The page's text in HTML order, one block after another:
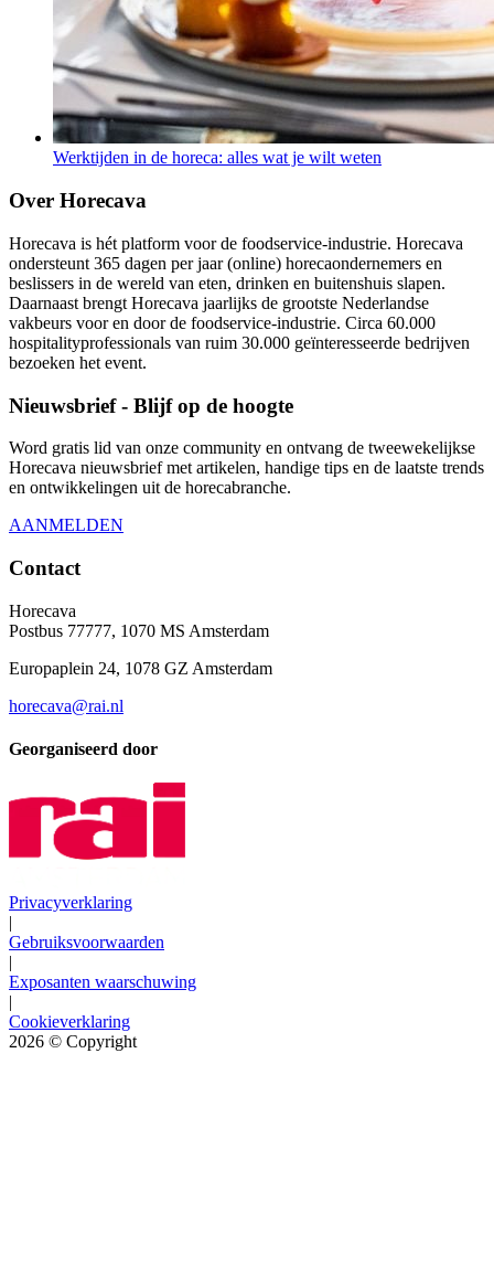
Werktijden in de horeca: alles wat je wilt weten
Over Horecava
Horecava is hét platform voor de foodservice-industrie. Horecava
ondersteunt 365 dagen per jaar (online) horecaondernemers en
beslissers in de wereld van eten, drinken en buitenshuis slapen.
Daarnaast brengt Horecava jaarlijks de grootste Nederlandse
vakbeurs voor en door de foodservice-industrie. Circa 60.000
hospitalityprofessionals van ruim 30.000 geïnteresseerde bedrijven
bezoeken het event.
Nieuwsbrief - Blijf op de hoogte
Word gratis lid van onze community en ontvang de tweewekelijkse
Horecava nieuwsbrief met artikelen, handige tips en de laatste trends
en ontwikkelingen uit de horecabranche.
AANMELDEN
Contact
Horecava
Postbus 77777, 1070 MS Amsterdam
Europaplein 24, 1078 GZ Amsterdam
horecava@rai.nl
Georganiseerd door
Privacyverklaring
|
Gebruiksvoorwaarden
|
Exposanten waarschuwing
|
Cookieverklaring
2026 © Copyright